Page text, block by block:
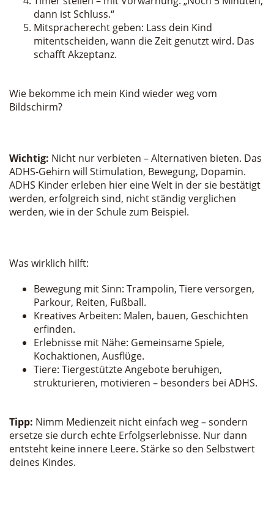
dann ist Schluss.“
Mitspracherecht geben: Lass dein Kind
mitentscheiden, wann die Zeit genutzt wird. Das
schafft Akzeptanz.
Wie bekomme ich mein Kind wieder weg vom
Bildschirm?
Wichtig: Nicht nur verbieten – Alternativen bieten. Das
ADHS-Gehirn will Stimulation, Bewegung, Dopamin.
ADHS Kinder erleben hier eine Welt in der sie bestätigt
werden, erfolgreich sind, nicht ständig verglichen
werden, wie in der Schule zum Beispiel.
Was wirklich hilft:
Bewegung mit Sinn: Trampolin, Tiere versorgen,
Parkour, Reiten, Fußball.
Kreatives Arbeiten: Malen, bauen, Geschichten
erfinden.
Erlebnisse mit Nähe: Gemeinsame Spiele,
Kochaktionen, Ausflüge.
Tiere: Tiergestützte Angebote beruhigen,
strukturieren, motivieren – besonders bei ADHS.
Tipp: Nimm Medienzeit nicht einfach weg – sondern
ersetze sie durch echte Erfolgserlebnisse. Nur dann
entsteht keine innere Leere. Stärke so den Selbstwert
deines Kindes.